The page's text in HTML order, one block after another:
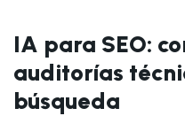
IA para SEO:
auditorías
búsqueda